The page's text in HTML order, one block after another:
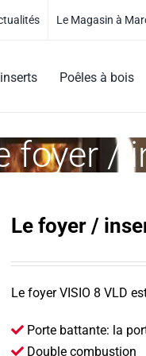
Le Magasin à
Poêles à bois
foyer /
Le foyer /
Le foyer VISIO 8 VLD
Porte battante: la
Double combustion